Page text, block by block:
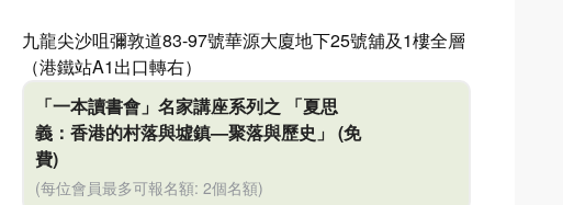
九龍尖沙咀彌敦道83-97號華源大廈地下25號舖及1樓全層
（港鐵站A1出口轉右）
「一本讀書會」名家講座系列之 「夏思
義：香港的村落與墟鎮—聚落與歷史」 (免
費)
(每位會員最多可報名額: 2個名額)